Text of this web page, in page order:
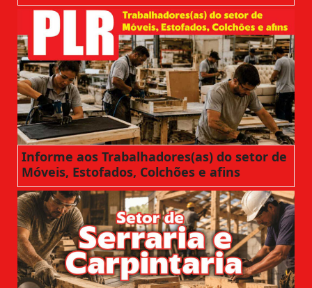
Informe aos Trabalhadores(as) do setor de
Móveis, Estofados, Colchões e afins